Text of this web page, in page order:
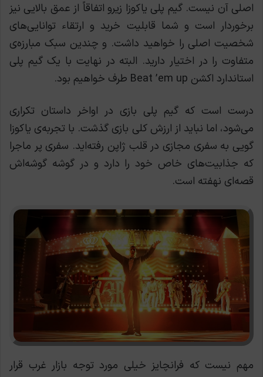
اصلی آن نیست. گیم پلی یاکوزا زیرو اتفاقاً از عمق بالایی نیز
برخوردار است و شما قابلیت خرید و ارتقاء توانایی‌های
شخصیت اصلی را خواهید داشت. و چندین سبک مبارزه‌ی
متفاوت را در اختیار دارید. البته در نهایت با یک گیم پلی
استاندارد اکشن Beat ’em up طرف خواهیم بود.
درست است که گیم پلی بازی در اواخر داستان تکراری
می‌شود، اما نباید از ارزش کلی بازی گذشت. با تجربه‌ی یاکوزا
گویی به سفری مجازی در قلب ژاپن رفته‌اید. سفری پر ماجرا
که جذابیت‌های خاص خود را دارد و در گوشه گوشه‌اش
قصه‌ای نهفته است.
مهم نیست که فرانچایز خیلی مورد توجه بازار غرب قرار